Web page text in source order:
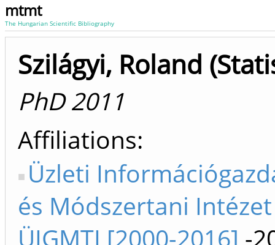
mtmt
The Hungarian Scientific Bibliography
Szilágyi, Roland
PhD 2011
Affiliations
Üzleti
és Módszertani Intézet
ÜIGMTI [2000-2016] -